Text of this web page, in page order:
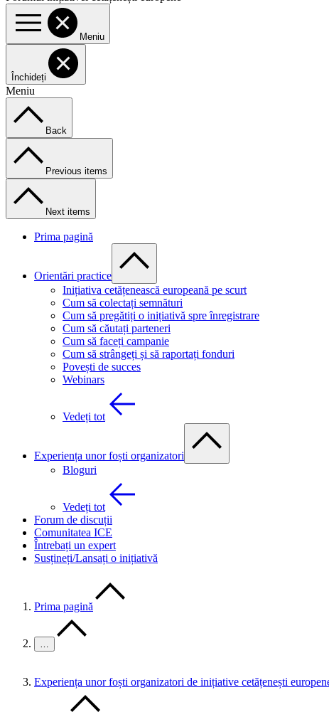
Meniu
Închideți
Meniu
Back
Previous items
Next items
Prima pagină
Orientări practice
Inițiativa cetățenească europeană pe scurt
Cum să colectați semnături
Cum să pregătiți o inițiativă spre înregistrare
Cum să căutați parteneri
Cum să faceți campanie
Cum să strângeți și să raportați fonduri
Povești de succes
Webinars
Vedeți tot
Experiența unor foști organizatori
Bloguri
Vedeți tot
Forum de discuții
Comunitatea ICE
Întrebați un expert
Susțineți/Lansați o inițiativă
Prima pagină
…
Experiența unor foști organizatori de inițiative cetățenești